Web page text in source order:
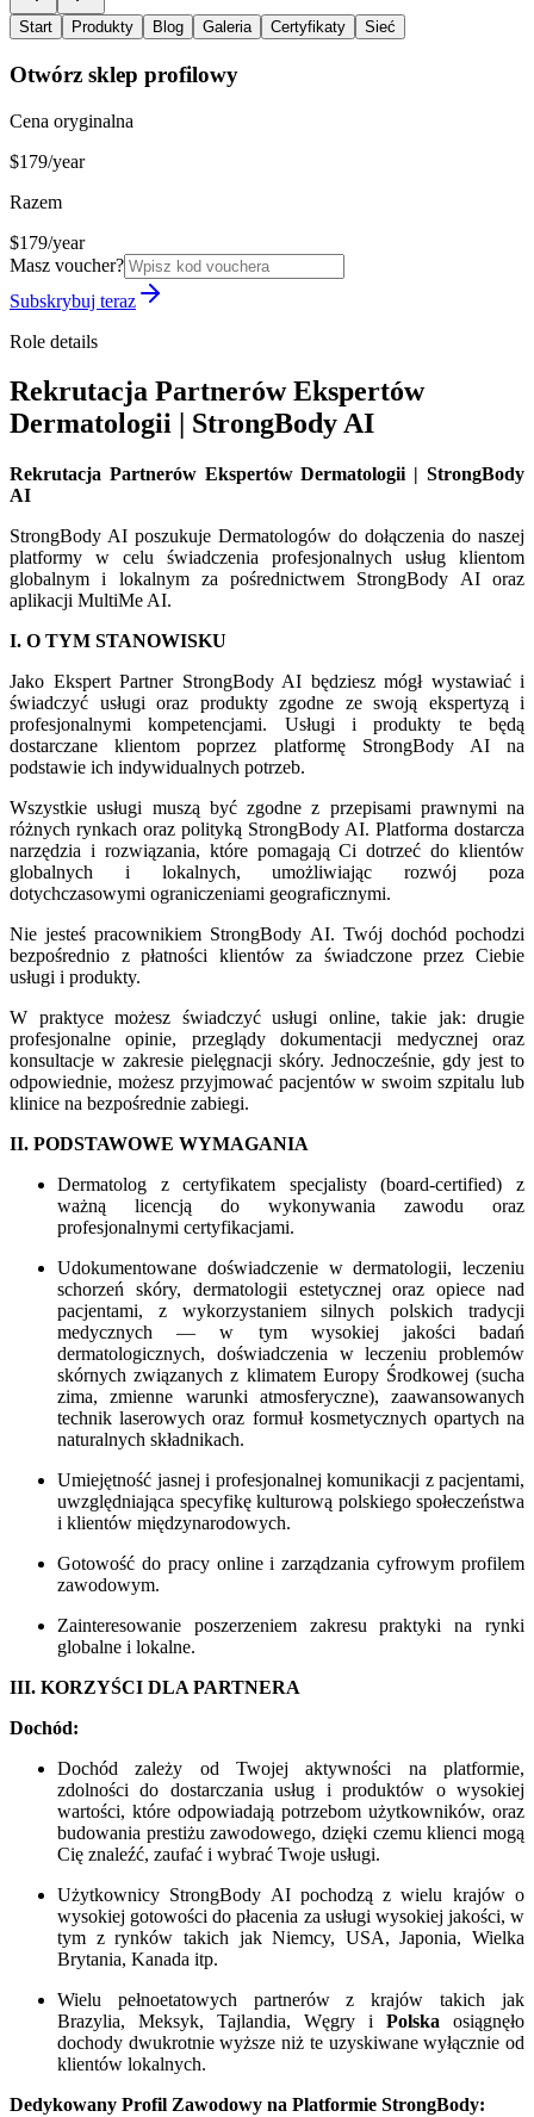
Start Produkty Blog Galeria Certyfikaty Sieć
Otwórz sklep profilowy
Cena oryginalna
$179/year
Razem
$179/year
Masz voucher?
Subskrybuj teraz
Role details
Rekrutacja Partnerów Ekspertów
Dermatologii | StrongBody AI
Rekrutacja Partnerów Ekspertów Dermatologii | StrongBody
AI
StrongBody AI poszukuje Dermatologów do dołączenia do naszej
platformy w celu świadczenia profesjonalnych usług klientom
globalnym i lokalnym za pośrednictwem StrongBody AI oraz
aplikacji MultiMe AI.
I. O TYM STANOWISKU
Jako Ekspert Partner StrongBody AI będziesz mógł wystawiać i
świadczyć usługi oraz produkty zgodne ze swoją ekspertyzą i
profesjonalnymi kompetencjami. Usługi i produkty te będą
dostarczane klientom poprzez platformę StrongBody AI na
podstawie ich indywidualnych potrzeb.
Wszystkie usługi muszą być zgodne z przepisami prawnymi na
różnych rynkach oraz polityką StrongBody AI. Platforma dostarcza
narzędzia i rozwiązania, które pomagają Ci dotrzeć do klientów
globalnych i lokalnych, umożliwiając rozwój poza
dotychczasowymi ograniczeniami geograficznymi.
Nie jesteś pracownikiem StrongBody AI. Twój dochód pochodzi
bezpośrednio z płatności klientów za świadczone przez Ciebie
usługi i produkty.
W praktyce możesz świadczyć usługi online, takie jak: drugie
profesjonalne opinie, przeglądy dokumentacji medycznej oraz
konsultacje w zakresie pielęgnacji skóry. Jednocześnie, gdy jest to
odpowiednie, możesz przyjmować pacjentów w swoim szpitalu lub
klinice na bezpośrednie zabiegi.
II. PODSTAWOWE WYMAGANIA
Dermatolog z certyfikatem specjalisty (board-certified) z
ważną licencją do wykonywania zawodu oraz
profesjonalnymi certyfikacjami.
Udokumentowane doświadczenie w dermatologii, leczeniu
schorzeń skóry, dermatologii estetycznej oraz opiece nad
pacjentami, z wykorzystaniem silnych polskich tradycji
medycznych — w tym wysokiej jakości badań
dermatologicznych, doświadczenia w leczeniu problemów
skórnych związanych z klimatem Europy Środkowej (sucha
zima, zmienne warunki atmosferyczne), zaawansowanych
technik laserowych oraz formuł kosmetycznych opartych na
naturalnych składnikach.
Umiejętność jasnej i profesjonalnej komunikacji z pacjentami,
uwzględniająca specyfikę kulturową polskiego społeczeństwa
i klientów międzynarodowych.
Gotowość do pracy online i zarządzania cyfrowym profilem
zawodowym.
Zainteresowanie poszerzeniem zakresu praktyki na rynki
globalne i lokalne.
III. KORZYŚCI DLA PARTNERA
Dochód:
Dochód zależy od Twojej aktywności na platformie,
zdolności do dostarczania usług i produktów o wysokiej
wartości, które odpowiadają potrzebom użytkowników, oraz
budowania prestiżu zawodowego, dzięki czemu klienci mogą
Cię znaleźć, zaufać i wybrać Twoje usługi.
Użytkownicy StrongBody AI pochodzą z wielu krajów o
wysokiej gotowości do płacenia za usługi wysokiej jakości, w
tym z rynków takich jak Niemcy, USA, Japonia, Wielka
Brytania, Kanada itp.
Wielu pełnoetatowych partnerów z krajów takich jak
Brazylia, Meksyk, Tajlandia, Węgry i Polska osiągnęło
dochody dwukrotnie wyższe niż te uzyskiwane wyłącznie od
klientów lokalnych.
Dedykowany Profil Zawodowy na Platformie StrongBody: